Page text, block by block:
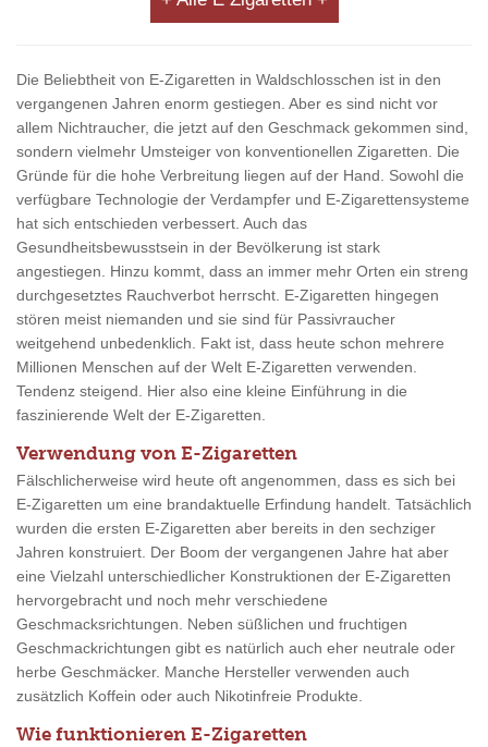
Die Beliebtheit von E-Zigaretten in Waldschlosschen ist in den
vergangenen Jahren enorm gestiegen. Aber es sind nicht vor
allem Nichtraucher, die jetzt auf den Geschmack gekommen sind,
sondern vielmehr Umsteiger von konventionellen Zigaretten. Die
Gründe für die hohe Verbreitung liegen auf der Hand. Sowohl die
verfügbare Technologie der Verdampfer und E-Zigarettensysteme
hat sich entschieden verbessert. Auch das
Gesundheitsbewusstsein in der Bevölkerung ist stark
angestiegen. Hinzu kommt, dass an immer mehr Orten ein streng
durchgesetztes Rauchverbot herrscht. E-Zigaretten hingegen
stören meist niemanden und sie sind für Passivraucher
weitgehend unbedenklich. Fakt ist, dass heute schon mehrere
Millionen Menschen auf der Welt E-Zigaretten verwenden.
Tendenz steigend. Hier also eine kleine Einführung in die
faszinierende Welt der E-Zigaretten.
Verwendung von E-Zigaretten
Fälschlicherweise wird heute oft angenommen, dass es sich bei
E-Zigaretten um eine brandaktuelle Erfindung handelt. Tatsächlich
wurden die ersten E-Zigaretten aber bereits in den sechziger
Jahren konstruiert. Der Boom der vergangenen Jahre hat aber
eine Vielzahl unterschiedlicher Konstruktionen der E-Zigaretten
hervorgebracht und noch mehr verschiedene
Geschmacksrichtungen. Neben süßlichen und fruchtigen
Geschmackrichtungen gibt es natürlich auch eher neutrale oder
herbe Geschmäcker. Manche Hersteller verwenden auch
zusätzlich Koffein oder auch Nikotinfreie Produkte.
Wie funktionieren E-Zigaretten